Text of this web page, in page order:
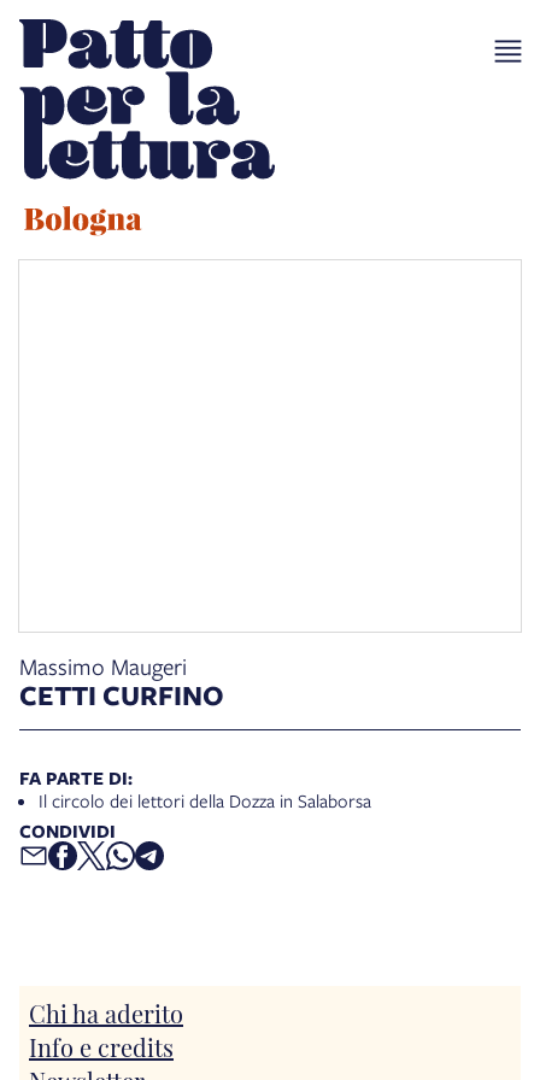
Massimo Maugeri
CETTI CURFINO
FA PARTE DI:
Il circolo dei lettori della Dozza in Salaborsa
CONDIVIDI
Chi ha aderito
Info e credits